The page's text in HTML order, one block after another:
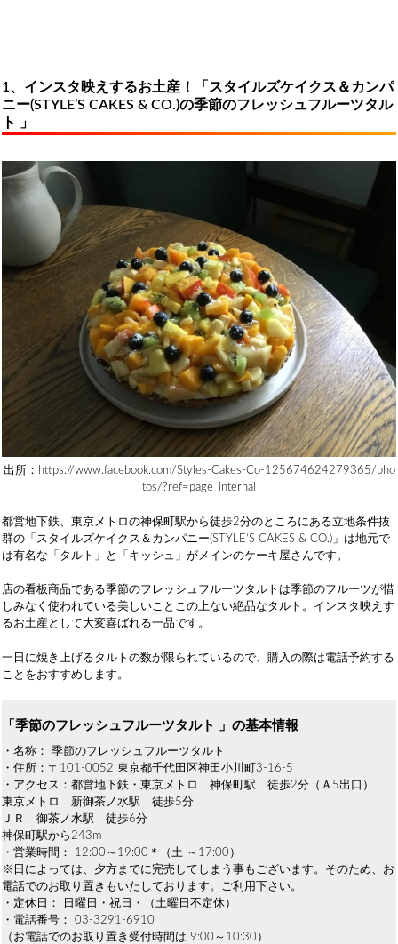
1、インスタ映えするお土産！「スタイルズケイクス＆カンパ
ニー(STYLE’S CAKES & CO.)の季節のフレッシュフルーツタル
ト 」
出所：https://www.facebook.com/Styles-Cakes-Co-125674624279365/pho
tos/?ref=page_internal
都営地下鉄、東京メトロの神保町駅から徒歩2分のところにある立地条件抜
群の「スタイルズケイクス＆カンパニー(STYLE’S CAKES & CO.)」は地元で
は有名な「タルト」と「キッシュ」がメインのケーキ屋さんです。
店の看板商品である季節のフレッシュフルーツタルトは季節のフルーツが惜
しみなく使われている美しいことこの上ない絶品なタルト。インスタ映えす
るお土産として大変喜ばれる一品です。
一日に焼き上げるタルトの数が限られているので、購入の際は電話予約する
ことをおすすめします。
「季節のフレッシュフルーツタルト 」の基本情報
・名称： 季節のフレッシュフルーツタルト
・住所：〒101-0052 東京都千代田区神田小川町3-16-5
・アクセス：都営地下鉄・東京メトロ 神保町駅 徒歩2分（Ａ5出口）
東京メトロ 新御茶ノ水駅 徒歩5分
ＪＲ 御茶ノ水駅 徒歩6分
神保町駅から243m
・営業時間： 12:00～19:00＊（土 ～17:00）
※日によっては、夕方までに完売してしまう事もございます。そのため、お
電話でのお取り置きもいたしております。ご利用下さい。
・定休日： 日曜日・祝日・（土曜日不定休）
・電話番号： 03-3291-6910
（お電話でのお取り置き受付時間は 9:00～10:30）